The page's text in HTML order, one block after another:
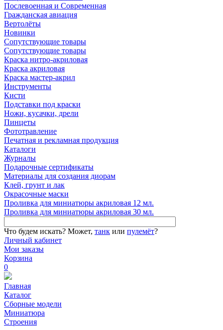
Послевоенная и Современная
Гражданская авиация
Вертолёты
Новинки
Сопутствующие товары
Сопутствующие товары
Краска нитро-акриловая
Краска акриловая
Краска мастер-акрил
Инструменты
Кисти
Подставки под краски
Ножи, кусачки, дрели
Пинцеты
Фототравление
Печатная и рекламная продукция
Каталоги
Журналы
Подарочные сертификаты
Материалы для создания диорам
Клей, грунт и лак
Окрасочные маски
Проливка для миниатюры акриловая 12 мл.
Проливка для миниатюры акриловая 30 мл.
Что будем искать? Может, танк или пулемёт?
Личный кабинет
Мои заказы
Корзина
0
Главная
Каталог
Сборные модели
Миниатюра
Строения